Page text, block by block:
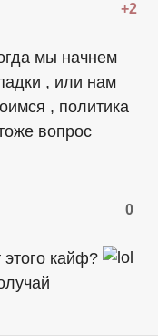
+2
мы начнем
, или нам
, политика
вопрос
0
этого кайф?